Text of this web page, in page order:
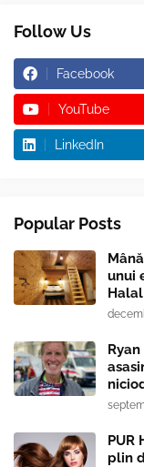
Follow Us
Facebook
YouTube
LinkedIn
Popular Posts
unui
PUR
plin